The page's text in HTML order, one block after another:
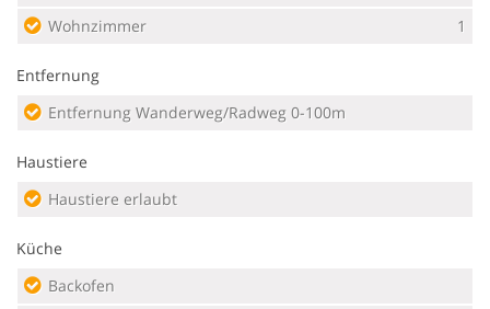
Wohnzimmer
1
Entfernung
Entfernung Wanderweg/Radweg 0-100m
Haustiere
Haustiere erlaubt
Küche
Backofen